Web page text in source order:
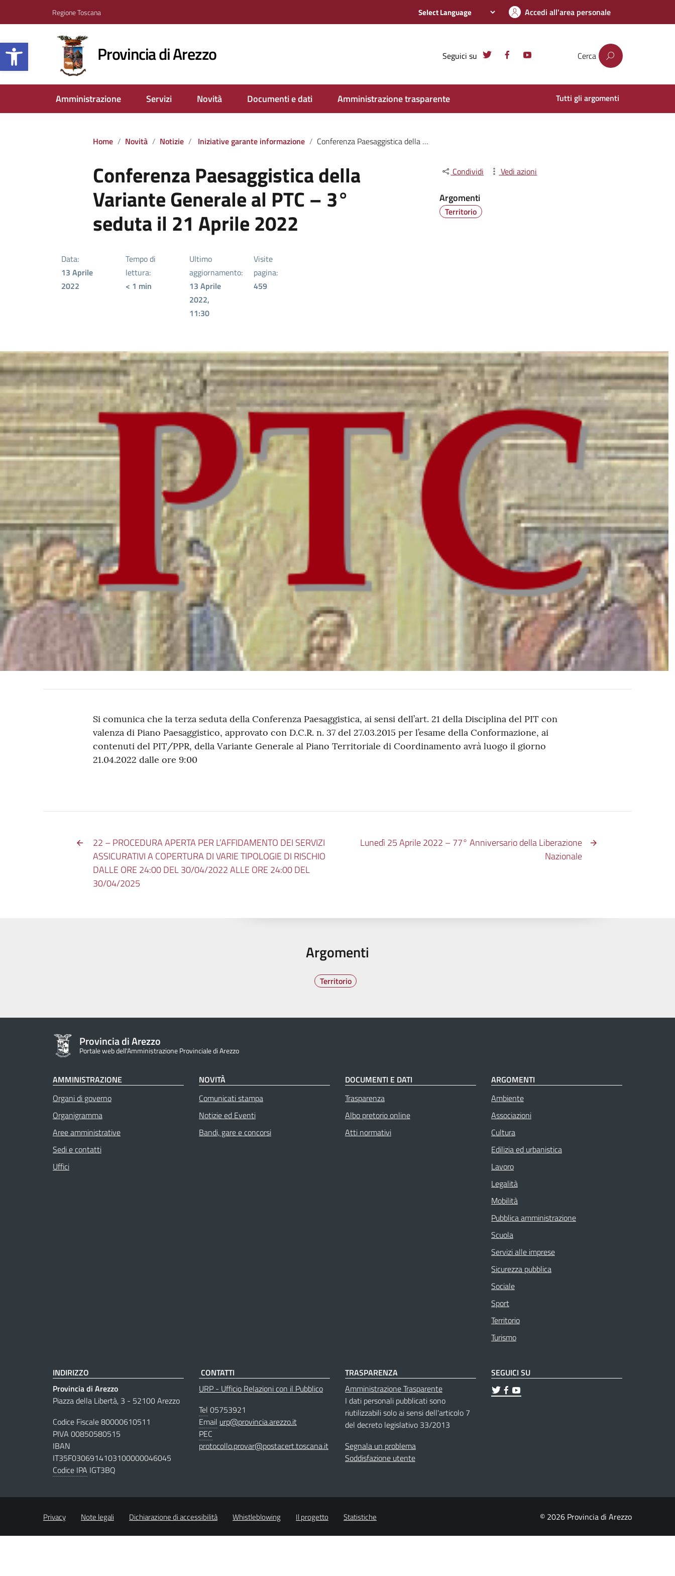
Apri la barra degli strumenti
Regione Toscana Accedi all'area personale
Provincia di Arezzo Seguici su Cerca
Amministrazione Servizi Novità Documenti e dati Amministrazione trasparente Tutti gli argomenti
Home Novità Notizie Iniziative garante informazione Conferenza Paesaggistica della Variante Generale al PTC – 3° seduta il 21 Aprile 2022
Conferenza Paesaggistica della
Variante Generale al PTC – 3°
seduta il 21 Aprile 2022
Condividi Vedi azioni
Argomenti
Territorio
Data:
13 Aprile
2022
Tempo di
lettura:
< 1 min
Ultimo
aggiornamento:
13 Aprile
2022,
11:30
Visite
pagina:
459
Si comunica che la terza seduta della Conferenza Paesaggistica, ai sensi dell’art. 21 della Disciplina del PIT con
valenza di Piano Paesaggistico, approvato con D.C.R. n. 37 del 27.03.2015 per l’esame della Conformazione, ai
contenuti del PIT/PPR, della Variante Generale al Piano Territoriale di Coordinamento avrà luogo il giorno
21.04.2022 dalle ore 9:00
22 – PROCEDURA APERTA PER L’AFFIDAMENTO DEI SERVIZI
ASSICURATIVI A COPERTURA DI VARIE TIPOLOGIE DI RISCHIO
DALLE ORE 24:00 DEL 30/04/2022 ALLE ORE 24:00 DEL
30/04/2025
Lunedì 25 Aprile 2022 – 77° Anniversario della Liberazione
Nazionale
Argomenti
Territorio
Provincia di Arezzo
Portale web dell'Amministrazione Provinciale di Arezzo
AMMINISTRAZIONE
Organi di governo
Organigramma
Aree amministrative
Sedi e contatti
Uffici
NOVITÀ
Comunicati stampa
Notizie ed Eventi
Bandi, gare e concorsi
DOCUMENTI E DATI
Trasparenza
Albo pretorio online
Atti normativi
ARGOMENTI
Ambiente
Associazioni
Cultura
Edilizia ed urbanistica
Lavoro
Legalità
Mobilità
Pubblica amministrazione
Scuola
Servizi alle imprese
Sicurezza pubblica
Sociale
Sport
Territorio
Turismo
INDIRIZZO
Provincia di Arezzo
Piazza della Libertà, 3 - 52100 Arezzo
Codice Fiscale 80000610511
PIVA 00850580515
IBAN
IT35F0306914103100000046045
Codice IPA IGT3BQ
CONTATTI
URP - Ufficio Relazioni con il Pubblico
Tel 05753921
Email urp@provincia.arezzo.it
PEC
protocollo.provar@postacert.toscana.it
TRASPARENZA
Amministrazione Trasparente
I dati personali pubblicati sono
riutilizzabili solo ai sensi dell'articolo 7
del decreto legislativo 33/2013
Segnala un problema
Soddisfazione utente
SEGUICI SU
Privacy Note legali Dichiarazione di accessibilità Whistleblowing Il progetto Statistiche © 2026 Provincia di Arezzo